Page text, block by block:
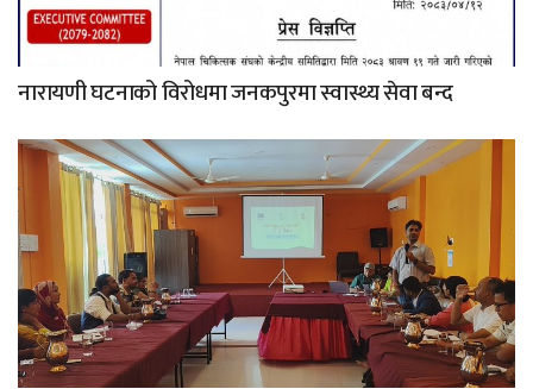
नारायणी घटनाको विरोधमा जनकपुरमा स्वास्थ्य सेवा बन्द